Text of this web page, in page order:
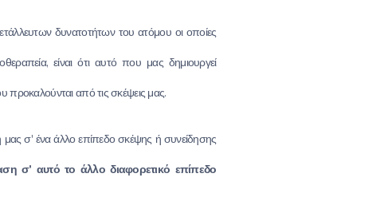
δυνατοτήτων του ατόμου οι οποίες
είναι ότι αυτό που μας δημιουργεί
προκαλούνται από τις σκέψεις μας.
σ' ένα άλλο επίπεδο σκέψης ή συνείδησης
σ' αυτό το άλλο διαφορετικό επίπεδο